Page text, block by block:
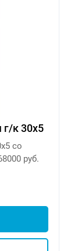
г/к 30х5
со
руб.